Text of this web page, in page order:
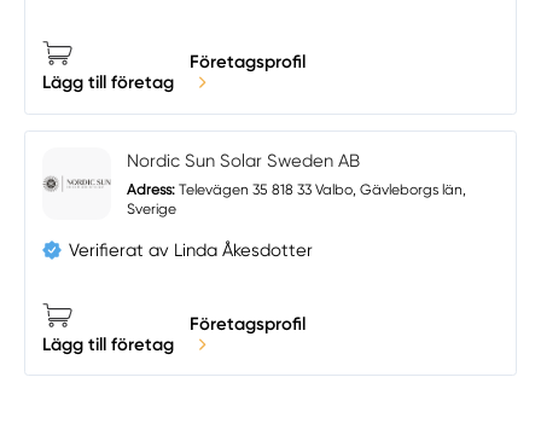
Lägg till företag
Företagsprofil
Nordic Sun Solar Sweden AB
Adress:Televägen 35 818 33 Valbo, Gävleborgs län,
Sverige
Verifierat av Linda Åkesdotter
Lägg till företag
Företagsprofil